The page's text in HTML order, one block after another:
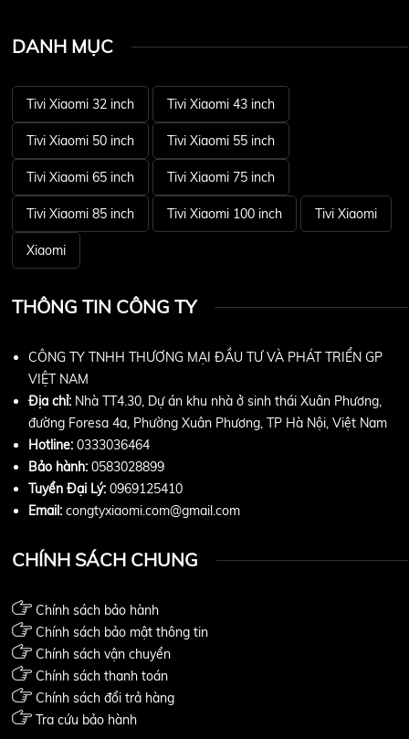
DANH MỤC
Tivi Xiaomi 32 inch Tivi Xiaomi 43 inch
Tivi Xiaomi 50 inch Tivi Xiaomi 55 inch
Tivi Xiaomi 65 inch Tivi Xiaomi 75 inch
Tivi Xiaomi 85 inch Tivi Xiaomi 100 inch Tivi Xiaomi
Xiaomi
THÔNG TIN CÔNG TY
CÔNG TY TNHH THƯƠNG MẠI ĐẦU TƯ VÀ PHÁT TRIỂN GP
VIỆT NAM
Địa chỉ: Nhà TT4.30, Dự án khu nhà ở sinh thái Xuân Phương,
đường Foresa 4a, Phường Xuân Phương, TP Hà Nội, Việt Nam
Hotline:0333036464
Bảo hành:0583028899
Tuyển Đại Lý: 0969125410
Email: congtyxiaomi.com@gmail.com
CHÍNH SÁCH CHUNG
Chính sách bảo hành
Chính sách bảo mật thông tin
Chính sách vận chuyển
Chính sách thanh toán
Chính sách đổi trả hàng
Tra cứu bảo hành